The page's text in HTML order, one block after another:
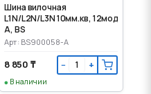
10 мм.кв.,
Шина вилочная
L1N/L2N/L3N 10мм.кв, 12мод
A, BS
Арт: BS900058-A
8 850 ₸ − +
В наличии